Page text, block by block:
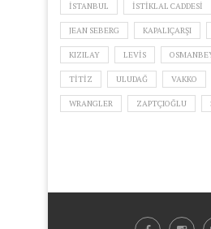
ISTANBUL ISTIKLAL CADDESI
JEAN SEBERG KAPALIÇARŞI
KIZILAY LEVIS
TITIZ ULUDAĞ VAKKO
WRANGLER ZAPTÇIOĞLU